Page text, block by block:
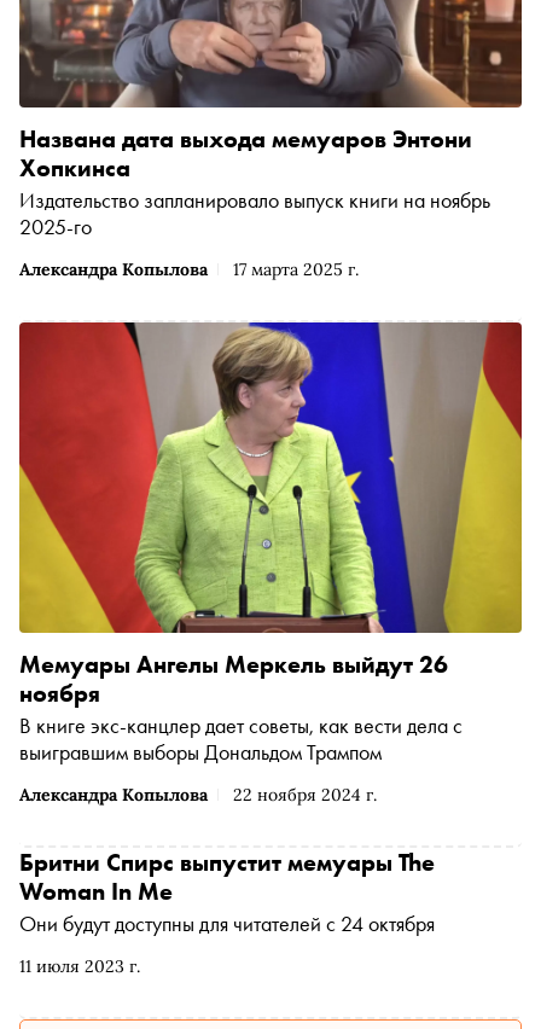
Александра Копылова 17 марта 2025 г.
Названа дата выхода мемуаров Энтони
Хопкинса
Издательство запланировало выпуск книги на ноябрь
2025-го
Александра Копылова 22 ноября 2024 г.
Мемуары Ангелы Меркель выйдут 26
ноября
В книге экс-канцлер дает советы, как вести дела с
выигравшим выборы Дональдом Трампом
11 июля 2023 г.
Бритни Спирс выпустит мемуары The
Woman In Me
Они будут доступны для читателей с 24 октября